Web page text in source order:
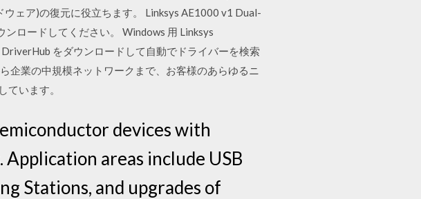
ェア)の復元に役立ちます。 Linksys AE1000 v1 Dual-
ロードしてください。 Windows 用 Linksys
をダウンロードして自動でドライバーを検索
企業の中規模ネットワークまで、お客様のあらゆるニ
います。
devices with
areas include USB
Stations, and upgrades of